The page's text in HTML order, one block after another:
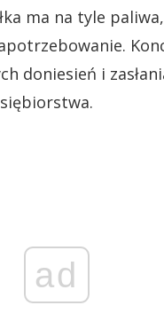
ma na tyle
doniesień i
ad